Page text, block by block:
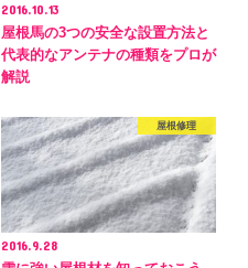
2016.10.13
屋根馬の3つの安全な設置方法と
代表的なアンテナの種類をプロが
解説
屋根修理
2016.9.28